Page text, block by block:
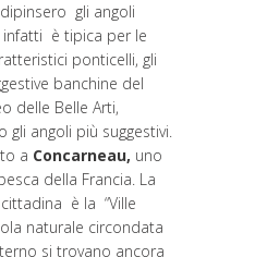
gli angoli
infatti è tipica per le
ponticelli, gli
banchine del
delle Belle Arti,
gli angoli più suggestivi.
a Concarneau, uno
della Francia. La
è la “Ville
naturale circondata
si trovano ancora